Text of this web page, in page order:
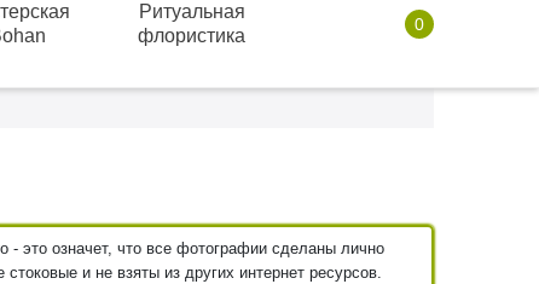
Ритуальная
флористика
0
- это означет, что все фотографии сделаны лично
и не взяты из других интернет ресурсов.